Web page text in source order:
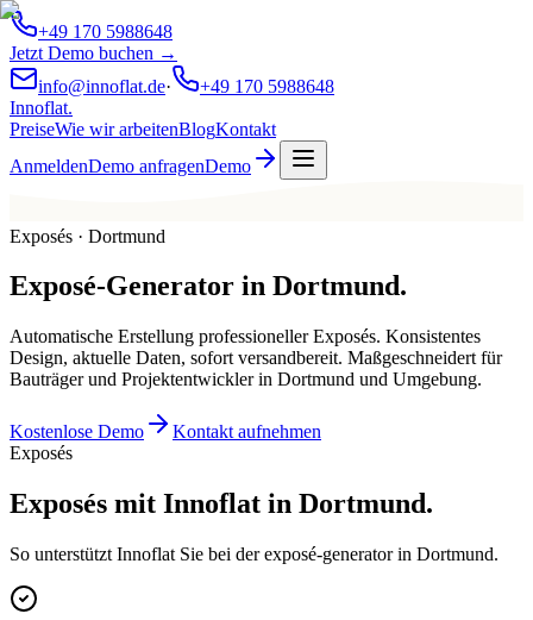
+49 170 5988648
Jetzt Demo buchen →
info@innoflat.de·
+49 170 5988648
Innoflat.
PreiseWie wir arbeitenBlogKontakt
AnmeldenDemo anfragenDemo
Exposés · Dortmund
Exposé-Generator in Dortmund.
Automatische Erstellung professioneller Exposés. Konsistentes
Design, aktuelle Daten, sofort versandbereit. Maßgeschneidert für
Bauträger und Projektentwickler in Dortmund und Umgebung.
Kostenlose Demo
Kontakt aufnehmen
Exposés
Exposés mit Innoflat in Dortmund.
So unterstützt Innoflat Sie bei der exposé-generator in Dortmund.